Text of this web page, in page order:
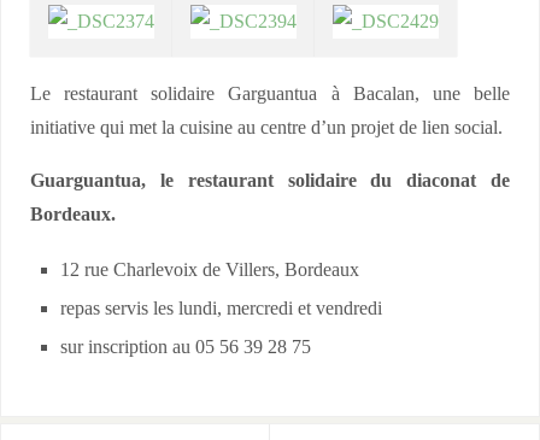
Le restaurant solidaire Garguantua à Bacalan, une belle
initiative qui met la cuisine au centre d’un projet de lien social.
Guarguantua, le restaurant solidaire du diaconat de
Bordeaux.
12 rue Charlevoix de Villers, Bordeaux
repas servis les lundi, mercredi et vendredi
sur inscription au 05 56 39 28 75